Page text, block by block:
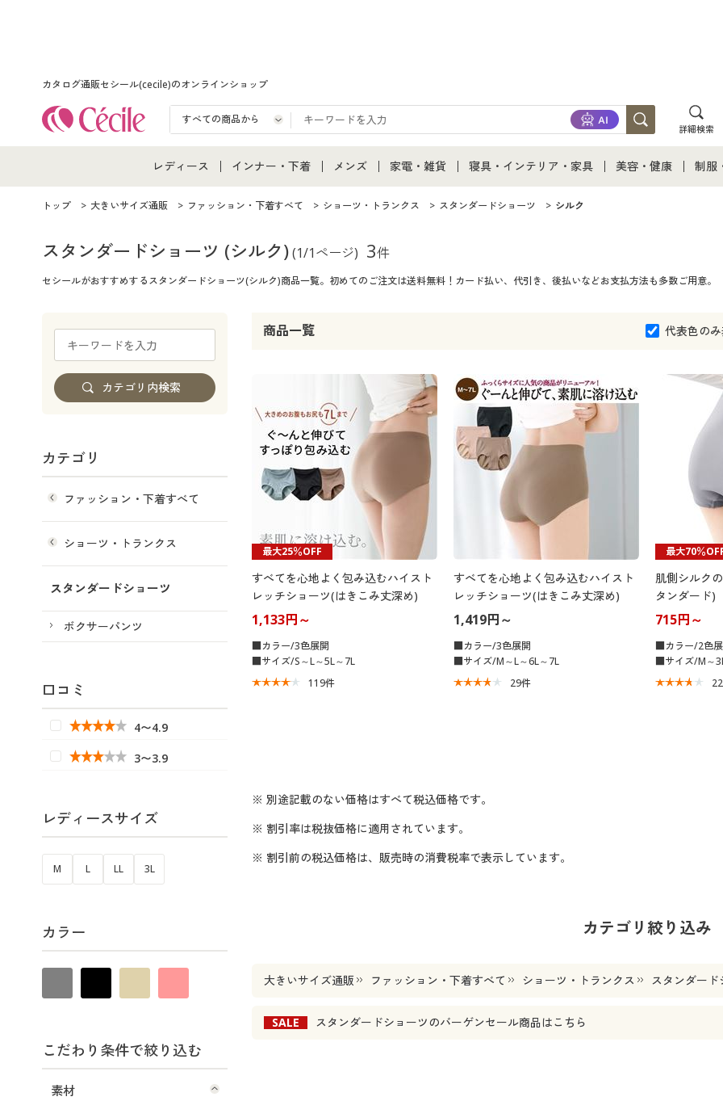
カタログ通販セシール(cecile)のオンラインショップ
詳細検索
レディース
レディース通販すべて
レディースファッション
女性下着
インナー・下着
インナー・下着通販すべて
女性下着
メンズ下着
ジュニア・ティーンズ下着
メンズ
メンズ通販すべて
メンズファッション
メンズ下着
家電・雑貨
家電・雑貨すべて
キッチン・雑貨・日用品
寝具・インテリア・家具
寝具・インテリア・家具通販すべて
寝具・ベッド
美容・健康 制服
ジュ
トップ 大きいサイズ通販 ファッション・下着すべて ショーツ・トランクス スタンダードショーツ シルク
スタンダードショーツ (シルク)(1/1ページ) 3件
セシールがおすすめするスタンダードショーツ(シルク)商品一覧。初めてのご注文は送料無料！カード払い、代引き、後払いなどお支払方法も多数ご用意。
商品一覧 代表色の
最大25％OFF
すべてを心地よく包み込むハイスト
レッチショーツ(はきこみ丈深め)
1,133円～
■カラー/3色展開
■サイズ/S～L～5L～7L
119件
すべてを心地よく包み込むハイスト
レッチショーツ(はきこみ丈深め)
1,419円～
■カラー/3色展開
■サイズ/M～L～6L～7L
29件
最大70％
肌側シルク
タンダード)
715円～
■カラー/2色
■サイズ/M～
22
※ 別途記載のない価格はすべて税込価格です。
※ 割引率は税抜価格に適用されています。
※ 割引前の税込価格は、販売時の消費税率で表示しています。
カテゴリ絞り込み
大きいサイズ通販 ファッション・下着すべて ショーツ・トランクス スタンダード
SALE スタンダードショーツのバーゲンセール商品はこちら
カテゴリ
ファッション・下着すべて
ショーツ・トランクス
スタンダードショーツ
ボクサーパンツ
口コミ
4〜4.9
3〜3.9
レディースサイズ
M L LL 3L
カラー
こだわり条件で絞り込む
素材